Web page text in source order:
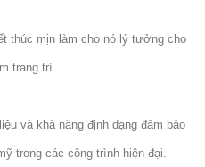
thúc mịn làm cho nó lý tưởng cho
trang trí.
và khả năng định dạng đảm bảo
trong các công trình hiện đại.